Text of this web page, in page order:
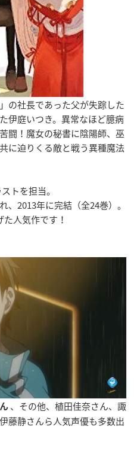
の社長であった父が失踪した
伊庭いつき。異常なほど臆病
闘！魔女の秘書に陰陽師、巫
に迫りくる敵と戦う異種魔法
トを担当。
、2013年に完結（全24巻）。
人気作です！
、その他、植田佳奈さん、諏
藤静さんら人気声優も多数出